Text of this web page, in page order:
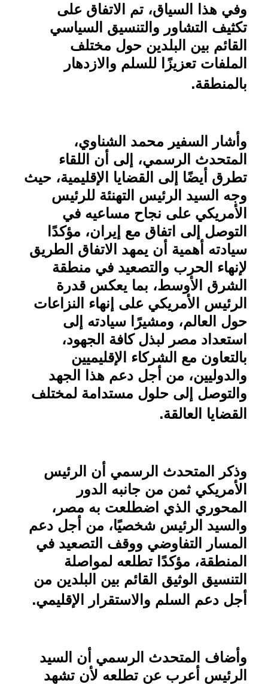
وفي هذا السياق، تم الاتفاق على
تكثيف التشاور والتنسيق السياسي
القائم بين البلدين حول مختلف
الملفات تعزيزًا للسلم والازدهار
بالمنطقة.
وأشار السفير محمد الشناوي،
المتحدث الرسمي، إلى أن اللقاء
تطرق أيضًا إلى القضايا الإقليمية، حيث
وجه السيد الرئيس التهنئة للرئيس
الأمريكي على نجاح مساعيه في
التوصل إلى اتفاق مع إيران، مؤكدًا
سيادته أهمية أن يمهد الاتفاق الطريق
لإنهاء الحرب والتصعيد في منطقة
الشرق الأوسط، بما يعكس قدرة
الرئيس الأمريكي على إنهاء النزاعات
حول العالم، ومشيرًا سيادته إلى
استعداد مصر لبذل كافة الجهود،
بالتعاون مع الشركاء الإقليميين
والدوليين، من أجل دعم هذا الجهد
والتوصل إلى حلول مستدامة لمختلف
القضايا العالقة.
وذكر المتحدث الرسمي أن الرئيس
الأمريكي ثمن من جانبه الدور
المحوري الذي اضطلعت به مصر،
والسيد الرئيس شخصيًا، من أجل دعم
المسار التفاوضي ووقف التصعيد في
المنطقة، مؤكدًا تطلعه لمواصلة
التنسيق الوثيق القائم بين البلدين من
أجل دعم السلم والاستقرار الإقليمي.
وأضاف المتحدث الرسمي أن السيد
الرئيس أعرب عن تطلعه لأن تشهد